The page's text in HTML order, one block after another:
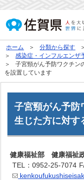
ホーム 分類から探す
感染症・インフルエンザ
子宮頸がん予防ワクチン
を設置しています
子宮頸がん予防
生じた方に対す
健康福祉部 健康福祉
TEL：0952-25-7074